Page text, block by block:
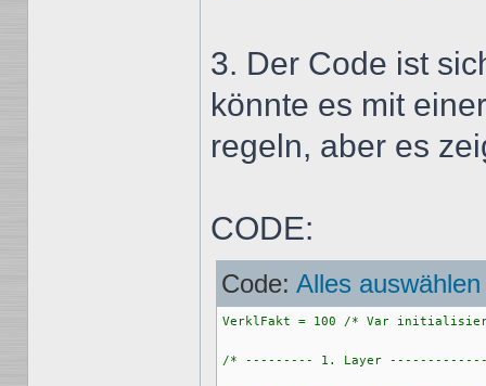
3. Der Code ist
könnte es mit
regeln, aber es
CODE:
Code: Alles auswählen
VerklFakt = 100 /* Var
/* --------- 1. Layer